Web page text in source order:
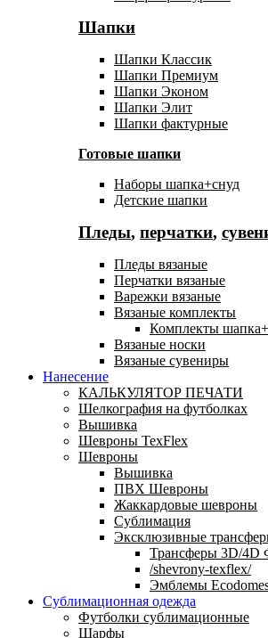
Шапки
Шапки Классик
Шапки Премиум
Шапки Эконом
Шапки Элит
Шапки фактурные
Готовые шапки
Наборы шапка+снуд
Детские шапки
Пледы, перчатки,
Пледы вязаные
Перчатки вязаные
Варежки вязаные
Вязаные комплекты
Комплекты
Вязаные носки
Вязаные сувениры
Нанесение
КАЛЬКУЛЯТОР ПЕЧАТИ
Шелкография на футболках
Вышивка
Шевроны TexFlex
Шевроны
Вышивка
ПВХ Шевроны
Жаккардовые шевроны
Сублимация
Эксклюзивные
Трансферы 3D/4D
/shevrony-texflex/
Эмблемы
Сублимационная одежда
Футболки сублимационные
Шарфы